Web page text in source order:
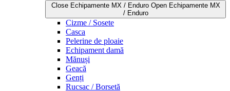
Close Echipamente MX / Enduro Open Echipamente MX
/ Enduro
Cizme / Sosete
Casca
Pelerine de ploaie
Echipament damă
Mănuși
Geacă
Genți
Rucsac / Borsetă